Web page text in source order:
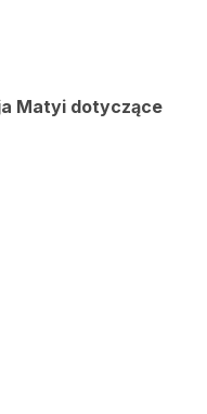
Matyi dotyczące